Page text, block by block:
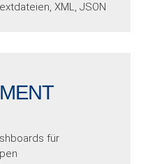
XML, JSON
für